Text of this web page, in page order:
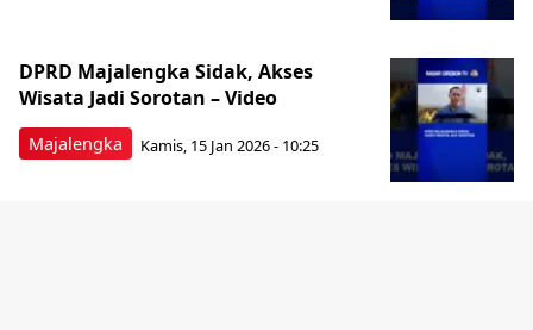
Majalengka
DPRD Majalengka Sidak, Akses
Wisata Jadi Sorotan – Video
Kamis, 15 Jan 2026 - 10:25